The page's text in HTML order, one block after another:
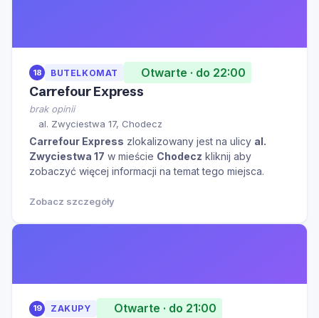
18 BUTELKOMAT Otwarte · do 22:00
Carrefour Express
brak opinii
al. Zwyciestwa 17, Chodecz
Carrefour Express zlokalizowany jest na ulicy al.
Zwyciestwa 17 w mieście Chodecz kliknij aby
zobaczyć więcej informacji na temat tego miejsca.
Zobacz szczegóły
19 ZAKUPY Otwarte · do 21:00